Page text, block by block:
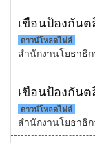
ดาวน์โหลดไฟล์
สำนักงานโยธาธิ
ดาวน์โหลดไฟล์
สำนักงานโยธาธิ